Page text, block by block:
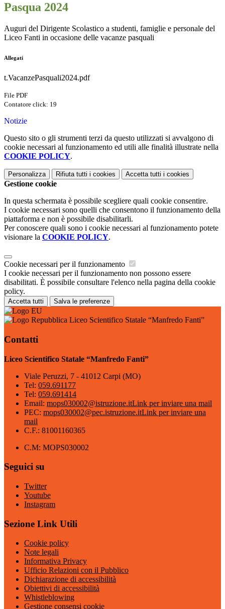
Pasqua 2024
Auguri del Dirigente Scolastico a studenti, famiglie e personale del
Liceo Fanti in occasione delle vacanze pasquali
Allegati
t.VacanzePasquali2024.pdf
File PDF
Contatore click: 19
Notizie
Questo sito o gli strumenti terzi da questo utilizzati si avvalgono di
cookie necessari al funzionamento ed utili alle finalità illustrate nella
COOKIE POLICY.
Personalizza Rifiuta tutti i cookies Accetta tutti i cookies
Gestione cookie
In questa schermata è possibile scegliere quali cookie consentire.
I cookie necessari sono quelli che consentono il funzionamento della
piattaforma e non è possibile disabilitarli.
Per conoscere quali sono i cookie necessari al funzionamento potete
visionare la COOKIE POLICY.
Cookie necessari per il funzionamento
I cookie necessari per il funzionamento non possono essere
disabilitati. È possibile consultare l'elenco nella pagina della cookie
policy.
Accetta tutti Salva le preferenze
Liceo Scientifico Statale “Manfredo Fanti”
Contatti
Liceo Scientifico Statale “Manfredo Fanti”
Viale Peruzzi, 7 - 41012 Carpi (MO)
Tel: 059.691177
Tel: 059.691414
Email: mops030002@istruzione.itLink per inviare una mail
PEC: mops030002@pec.istruzione.itLink per inviare una
mail
C.F.: 81001160365
C.M: MOPS030002
Seguici su
Twitter
Youtube
Instagram
Sezione Link Utili
Cookie policy
Note legali
Informativa Privacy
Ufficio Relazioni con il Pubblico
Dichiarazione di accessibilità
Obiettivi di accessibilità
Whistleblowing
Gestione consensi cookie